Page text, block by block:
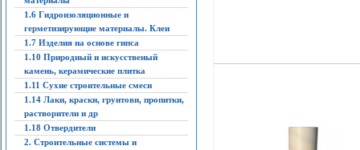
1.6 Гидроизоляционные и
герметизирующие материалы. Клеи
1.7 Изделия на основе гипса
1.10 Природный и искусственый
камень, керамические плитка
1.11 Сухие строительные смеси
1.14 Лаки, краски, грунтови, пропитки,
растворители и др
1.18 Отвердители
2. Строительные системы и